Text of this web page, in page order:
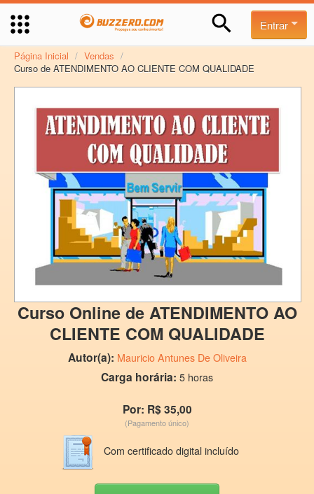
Entrar
Página Inicial / Vendas /
Curso de ATENDIMENTO AO CLIENTE COM QUALIDADE
Curso Online de ATENDIMENTO AO
CLIENTE COM QUALIDADE
Autor(a): Mauricio Antunes De Oliveira
Carga horária: 5 horas
Por: R$ 35,00
(Pagamento único)
Com certificado digital incluído